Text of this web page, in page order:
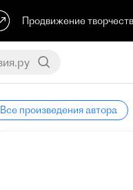
Продвижение
Все произведения автора